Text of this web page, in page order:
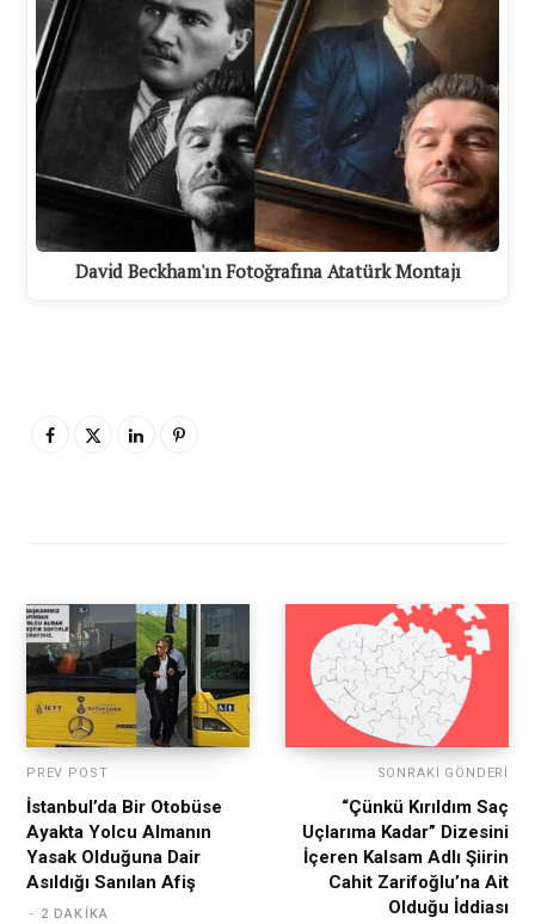
David Beckham'ın Fotoğrafına Atatürk Montajı
PREV POST
İstanbul’da Bir Otobüse
Ayakta Yolcu Almanın
Yasak Olduğuna Dair
Asıldığı Sanılan Afiş
2 DAKIKA
SONRAKI GÖNDERI
“Çünkü Kırıldım Saç
Uçlarıma Kadar” Dizesini
İçeren Kalsam Adlı Şiirin
Cahit Zarifoğlu’na Ait
Olduğu İddiası